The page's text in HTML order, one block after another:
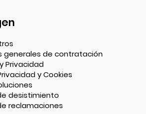
generales de contratación
Privacidad
y Cookies
desistimiento
reclamaciones